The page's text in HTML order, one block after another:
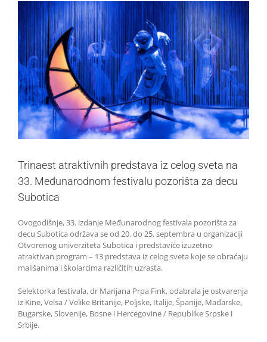
View
Larger
Image
Trinaest atraktivnih predstava iz celog sveta na
33. Međunarodnom festivalu pozorišta za decu
Subotica
Ovogodišnje, 33. izdanje Međunarodnog festivala pozorišta za
decu Subotica održava se od 20. do 25. septembra u organizaciji
Otvorenog univerziteta Subotica i predstaviće izuzetno
atraktivan program – 13 predstava iz celog sveta koje se obraćaju
mališanima i školarcima različitih uzrasta.
Selektorka festivala, dr Marijana Prpa Fink, odabrala je ostvarenja
iz Kine, Velsa / Velike Britanije, Poljske, Italije, Španije, Mađarske,
Bugarske, Slovenije, Bosne i Hercegovine / Republike Srpske i
Srbije.